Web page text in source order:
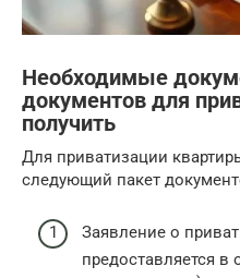
Необходимые
документов для
получить
Для приватизации
следующий пакет
Заявление о
предоставляется